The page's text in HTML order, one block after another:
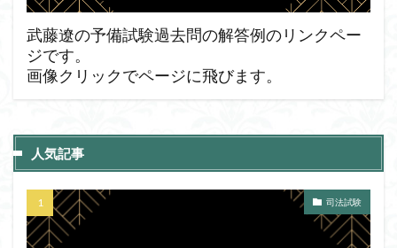
武藤遼の予備試験過去問の解答例のリンクペー
ジです。
画像クリックでページに飛びます。
人気記事
司法試験